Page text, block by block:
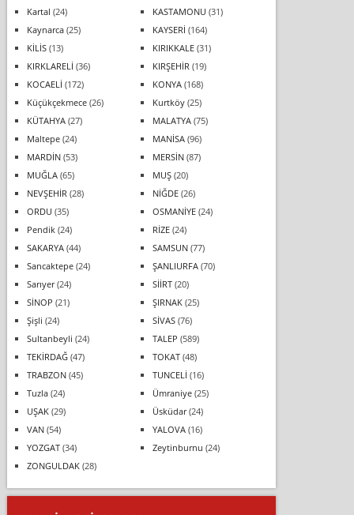
Kartal (24) KASTAMONU (31)
Kaynarca(25) KAYSERİ (164)
KİLİS(13) KIRIKKALE(31)
KIRKLARELİ (36) KIRŞEHİR (19)
KOCAELİ (172) KONYA(168)
Küçükçekmece(26) Kurtköy(25)
KÜTAHYA(27) MALATYA(75)
Maltepe(24) MANİSA(96)
MARDİN(53) MERSİN(87)
MUĞLA(65) MUŞ(20)
NEVŞEHİR (28) NİĞDE(26)
ORDU (35) OSMANİYE(24)
Pendik(24) RİZE(24)
SAKARYA(44) SAMSUN(77)
Sancaktepe(24) ŞANLIURFA(70)
Sarıyer(24) SİİRT(20)
SİNOP (21) ŞIRNAK(25)
Şişli (24) SİVAS(76)
Sultanbeyli (24) TALEP (589)
TEKİRDAĞ(47) TOKAT(48)
TRABZON(45) TUNCELİ (16)
Tuzla(24) Ümraniye(25)
UŞAK(29) Üsküdar(24)
VAN(54) YALOVA(16)
YOZGAT(34) Zeytinburnu (24)
ZONGULDAK(28)